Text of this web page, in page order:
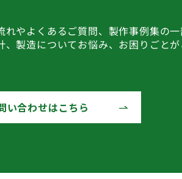
れやよくあるご質問、製作事例集の一
、製造についてお悩み、お困りごと
い合わせはこちら